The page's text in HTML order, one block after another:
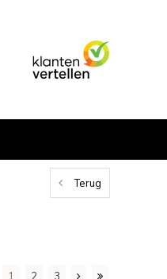
Terug
1 2 3